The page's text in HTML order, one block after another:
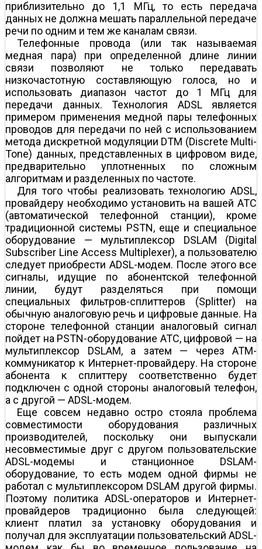
приблизительно до 1,1 МГц, то есть передача
данных не должна мешать параллельной передаче
речи по одним и тем же каналам связи.
Телефонные провода (или так называемая
медная пара) при определенной длине линии
связи позволяют не только передавать
низкочастотную составляющую голоса, но и
использовать диапазон частот до 1 МГц для
передачи данных. Технология ADSL является
примером применения медной пары телефонных
проводов для передачи по ней с использованием
метода дискретной модуляции DTM (Discrete Multi-
Tone) данных, представленных в цифровом виде,
предварительно уплотненных по сложным
алгоритмам и разделенных по частоте.
Для того чтобы реализовать технологию ADSL,
провайдеру необходимо установить на вашей АТС
(автоматической телефонной станции), кроме
традиционной системы PSTN, еще и специальное
оборудование — мультиплексор DSLAM (Digital
Subscriber Line Access Multiplexer), а пользователю
следует приобрести ADSL-модем. После этого все
сигналы, идущие по абонентской телефонной
линии, будут разделяться при помощи
специальных фильтров-сплиттеров (Splitter) на
обычную аналоговую речь и цифровые данные. На
стороне телефонной станции аналоговый сигнал
пойдет на PSTN-оборудование ATC, цифровой — на
мультиплексор DSLAM, а затем — через АТМ-
коммуникатор к Интернет-провайдеру. На стороне
абонента к сплиттеру соответственно будет
подключен с одной стороны аналоговый телефон,
а с другой — ADSL-модем.
Еще совсем недавно остро стояла проблема
совместимости оборудования различных
производителей, поскольку они выпускали
несовместимые друг с другом пользовательские
ADSL-модемы и станционное DSLAM-
оборудование, то есть модем одной фирмы не
работал с мультиплексором DSLAM другой фирмы.
Поэтому политика ADSL-операторов и Интернет-
провайдеров традиционно была следующей:
клиент платил за установку оборудования и
получал для эксплуатации пользовательский ADSL-